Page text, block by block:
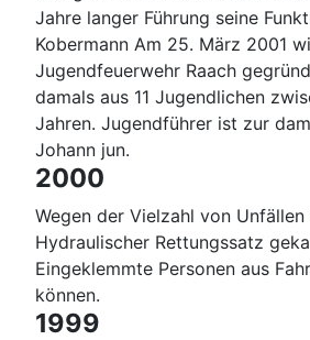
Jahre langer Führung seine
Kobermann Am 25. März 2001
Jugendfeuerwehr Raach
damals aus 11 Jugendlichen
Jahren. Jugendführer ist zur
Johann jun.
2000
Wegen der Vielzahl von
Hydraulischer Rettungssatz
Eingeklemmte Personen aus
können.
1999